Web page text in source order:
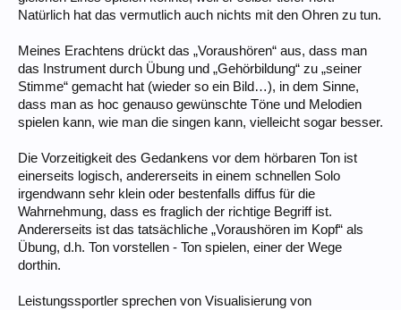
Natürlich hat das vermutlich auch nichts mit den Ohren zu tun.
Meines Erachtens drückt das „Voraushören“ aus, dass man
das Instrument durch Übung und „Gehörbildung“ zu „seiner
Stimme“ gemacht hat (wieder so ein Bild…), in dem Sinne,
dass man as hoc genauso gewünschte Töne und Melodien
spielen kann, wie man die singen kann, vielleicht sogar besser.
Die Vorzeitigkeit des Gedankens vor dem hörbaren Ton ist
einerseits logisch, andererseits in einem schnellen Solo
irgendwann sehr klein oder bestenfalls diffus für die
Wahrnehmung, dass es fraglich der richtige Begriff ist.
Andererseits ist das tatsächliche „Voraushören im Kopf“ als
Übung, d.h. Ton vorstellen - Ton spielen, einer der Wege
dorthin.
Leistungssportler sprechen von Visualisierung von